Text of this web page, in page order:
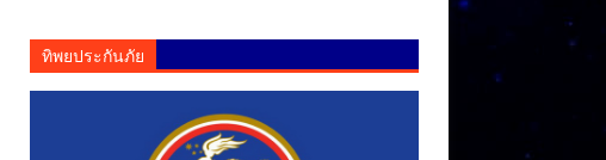
ทิพยประกันภัย